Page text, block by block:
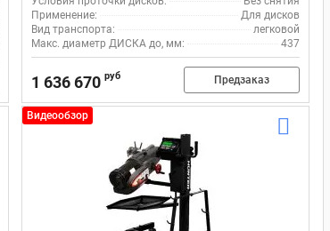
Применение:
Для дисков
Вид транспорта:
легковой
Макс. диаметр ДИСКА до, мм:
437
1 636 670 руб Предзаказ
Видеообзор